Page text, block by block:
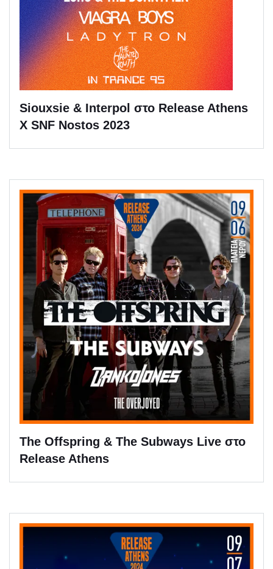
Siouxsie & Interpol στο Release Athens
X SNF Nostos 2023
The Offspring & The Subways Live στο
Release Athens